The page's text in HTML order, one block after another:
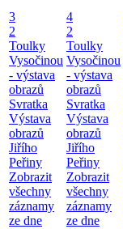
3
2
Toulky
Vysočinou
- výstava
obrazů
Svratka
Výstava
obrazů
Jiřího
Peřiny
Zobrazit
všechny
záznamy
ze dne
4
2
Toulky
Vysočinou
- výstava
obrazů
Svratka
Výstava
obrazů
Jiřího
Peřiny
Zobrazit
všechny
záznamy
ze dne